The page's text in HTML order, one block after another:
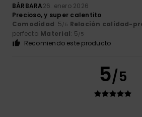
BÁRBARA26. enero 2026
Precioso, y super calentito
Comodidad: 5/5 Relación calidad-
perfecta Material: 5/5
Recomiendo este producto
5/5